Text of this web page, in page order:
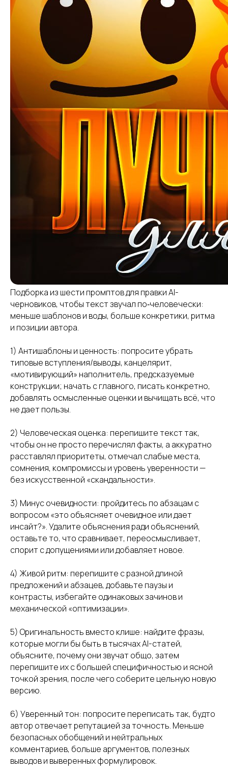
Подборка из шести промптов для правки AI-
черновиков, чтобы текст звучал по‑человечески:
меньше шаблонов и воды, больше конкретики, ритма
и позиции автора.
1) Антишаблоны и ценность: попросите убрать
типовые вступления/выводы, канцелярит,
«мотивирующий» наполнитель, предсказуемые
конструкции; начать с главного, писать конкретно,
добавлять осмысленные оценки и вычищать всё, что
не дает пользы.
2) Человеческая оценка: перепишите текст так,
чтобы он не просто перечислял факты, а аккуратно
расставлял приоритеты, отмечал слабые места,
сомнения, компромиссы и уровень уверенности —
без искусственной «скандальности».
3) Минус очевидности: пройдитесь по абзацам с
вопросом «это объясняет очевидное или дает
инсайт?». Удалите объяснения ради объяснений,
оставьте то, что сравнивает, переосмысливает,
спорит с допущениями или добавляет новое.
4) Живой ритм: перепишите с разной длиной
предложений и абзацев, добавьте паузы и
контрасты, избегайте одинаковых зачинов и
механической «оптимизации».
5) Оригинальность вместо клише: найдите фразы,
которые могли бы быть в тысячах AI-статей,
объясните, почему они звучат общо, затем
перепишите их с большей специфичностью и ясной
точкой зрения, после чего соберите цельную новую
версию.
6) Уверенный тон: попросите переписать так, будто
автор отвечает репутацией за точность. Меньше
безопасных обобщений и нейтральных
комментариев, больше аргументов, полезных
выводов и выверенных формулировок.
calltobuy
Политика обработки персональных данных
ПОЛУЧИТЬ КОНСУЛЬТАЦИЮ
Услуги:
Вакансии
CPA Автомобили
CPA Недвижимость
Web-студия
База креативов